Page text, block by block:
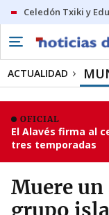
Celedón Txiki y
ACTUALIDAD
OFICIAL
El Alavés firma al
tres temporadas
Muere